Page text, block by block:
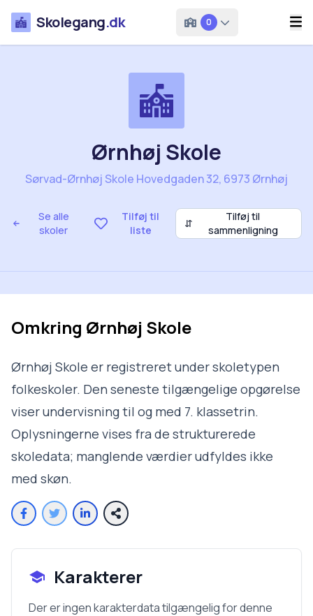
Skolegang.dk 0
Se alle
skoler
Tilføj til
liste
⇵
Tilføj til
sammenligning
Ørnhøj Skole
Sørvad-Ørnhøj Skole Hovedgaden 32, 6973 Ørnhøj
Omkring Ørnhøj Skole
Ørnhøj Skole er registreret under skoletypen
folkeskoler. Den seneste tilgængelige opgørelse
viser undervisning til og med 7. klassetrin.
Oplysningerne vises fra de strukturerede
skoledata; manglende værdier udfyldes ikke
med skøn.
Karakterer
Der er ingen karakterdata tilgængelig for denne